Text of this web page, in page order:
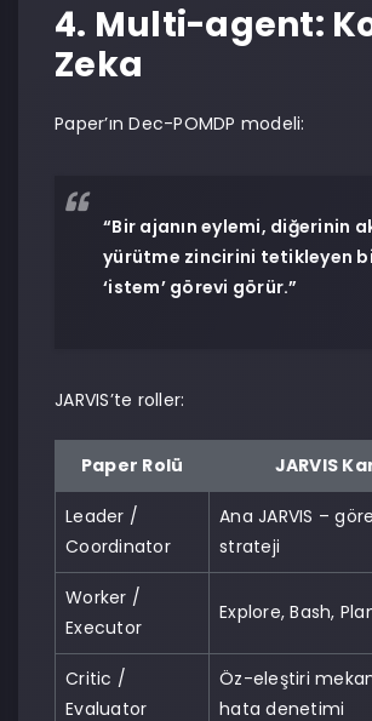
4. Multi-agent:
Zeka
Paper’ın Dec-POMDP modeli:
“Bir ajanın eylemi, diğerinin
yürütme zincirini tetikleyen
‘istem’ görevi görür.”
JARVIS’te roller:
Paper Rolü JARVIS
Leader /
Coordinator
Ana JARVIS –
strateji
Worker /
Executor
Explore, Bash,
Critic /
Evaluator
Öz-eleştiri
hata denetimi